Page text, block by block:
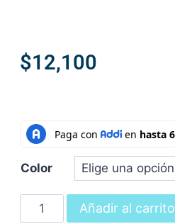
$12,100
Color
Añadir al carrito